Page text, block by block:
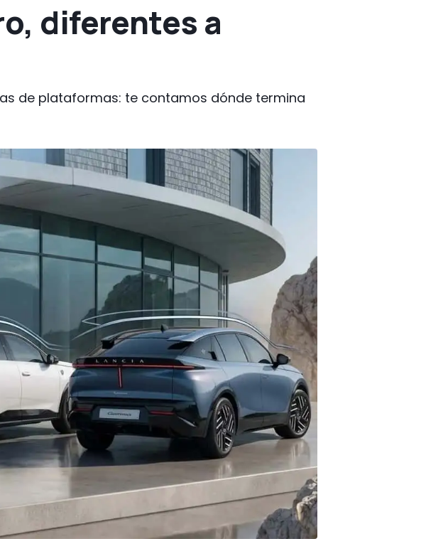
diferentes a
de plataformas: te contamos dónde termina